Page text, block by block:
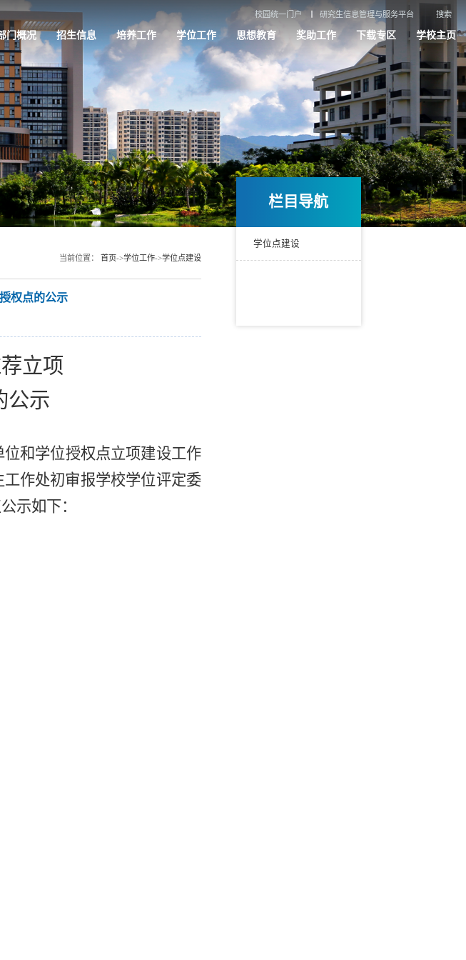
校园统一门户 研究生信息管理与服务平台 搜索
门概况 招生信息 培养工作 学位工作 思想教育 奖助工作 下载专区 学校主页
栏目导航
学位点建设
当前位置： 首页->学位工作->学位点建设
权点的公示
立项
公示
和学位授权点立项建设工作
作处初审报学校学位评定委
示如下：